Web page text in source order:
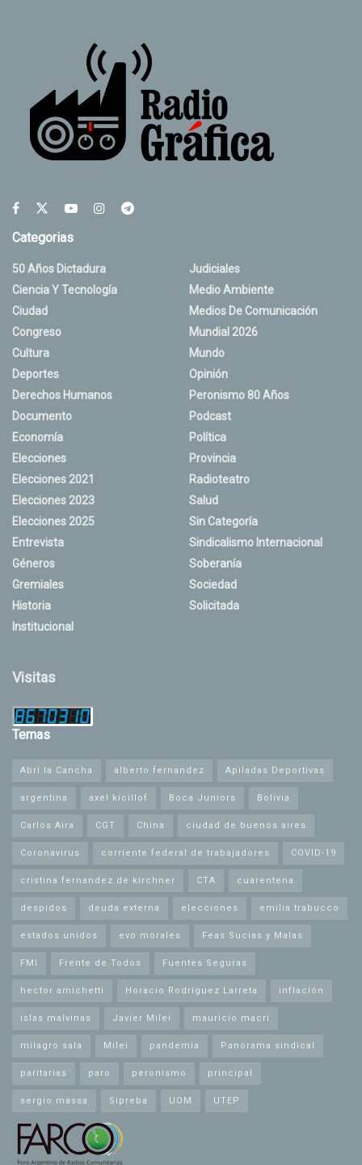
Categorias
50 Años Dictadura
Ciencia Y Tecnología
Ciudad
Congreso
Cultura
Deportes
Derechos Humanos
Documento
Economía
Elecciones
Elecciones 2021
Elecciones 2023
Elecciones 2025
Entrevista
Géneros
Gremiales
Historia
Institucional
Judiciales
Medio Ambiente
Medios De Comunicación
Mundial 2026
Mundo
Opinión
Peronismo 80 Años
Podcast
Política
Provincia
Radioteatro
Salud
Sin Categoría
Sindicalismo Internacional
Soberanía
Sociedad
Solicitada
Visitas
Temas
Abrí la Cancha alberto fernandez Apiladas Deportivas
argentina axel kicillof Boca Juniors Bolivia
Carlos Aira CGT China ciudad de buenos aires
Coronavirus corriente federal de trabajadores COVID-19
cristina fernandez de kirchner CTA cuarentena
despidos deuda externa elecciones emilia trabucco
estados unidos evo morales Feas Sucias y Malas
FMI Frente de Todos Fuentes Seguras
hector amichetti Horacio Rodríguez Larreta inflación
islas malvinas Javier Milei mauricio macri
milagro sala Milei pandemia Panorama sindical
paritarias paro peronismo principal
sergio massa Sipreba UOM UTEP